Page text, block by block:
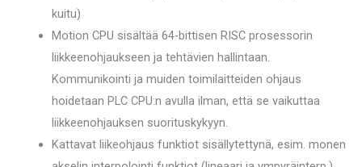
kuitu)
Motion CPU sisältää 64-bittisen RISC prosessorin
liikkeenohjaukseen ja tehtävien hallintaan.
Kommunikointi ja muiden toimilaitteiden ohjaus
hoidetaan PLC CPU:n avulla ilman, että se vaikuttaa
liikkeenohjauksen suorituskykyyn.
Kattavat liikeohjaus funktiot sisällytettynä, esim. monen